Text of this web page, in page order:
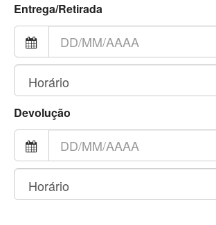
Entrega/Retirada
Devolução